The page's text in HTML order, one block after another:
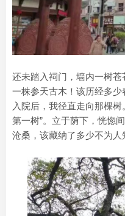
还未踏入祠门，墙内一树
一株参天古木！该历经多
入院后，我径直走向那棵
第一树”。立于荫下，恍惚
沧桑，该藏纳了多少不为